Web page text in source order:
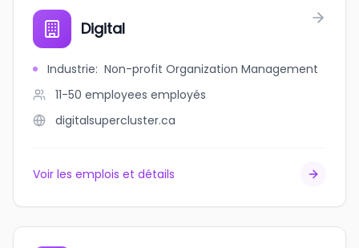
Digital
Industrie: Non-profit Organization Management
11-50 employees employés
digitalsupercluster.ca
Voir les emplois et détails